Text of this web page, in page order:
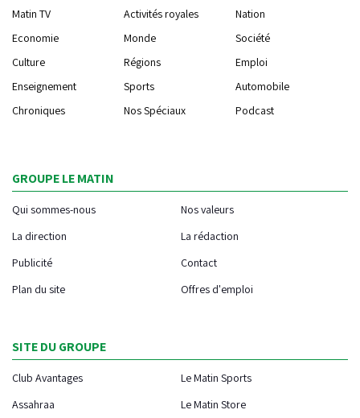
Matin TV Activités royales
Nation
Economie
Monde
Société
Culture
Régions
Emploi
Enseignement
Sports
Automobile
Chroniques
Nos Spéciaux Podcast
GROUPE LE MATIN
Qui sommes-nous
Nos valeurs
La direction
La rédaction
Publicité
Contact
Plan du site
Offres d'emploi
SITE DU GROUPE
Club Avantages
Le Matin Sports
Assahraa
Le Matin Store